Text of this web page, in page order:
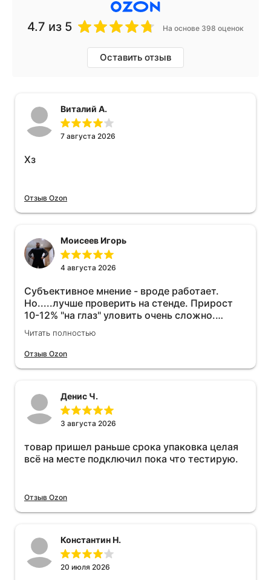
4.7 из 5 На основе 398 оценок
Оставить отзыв
Виталий А.
7 августа 2026
Хз
Отзыв Ozon
Моисеев Игорь
4 августа 2026
Субъективное мнение - вроде работает.
Но.....лучше проверить на стенде. Прирост
10-12% "на глаз" уловить очень сложно.
Покатаюсь, потом отключу и посмотрю, что
будет 😁.
Читать полностью
Отзыв Ozon
Денис Ч.
3 августа 2026
товар пришел раньше срока упаковка целая
всё на месте подключил пока что тестирую.
Отзыв Ozon
Константин Н.
20 июля 2026